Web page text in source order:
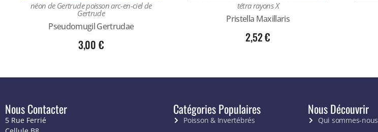
néon de Gertrude poisson arc-en-ciel de
Gertrude
Pseudomugil Gertrudae
3,00 €
tétra rayons X
Pristella Maxillaris
2,52€
Nous Contacter
5 Rue Ferrié
Catégories Populaires
Poisson & Invertébrés
Nous Découvrir
Qui sommes-nous